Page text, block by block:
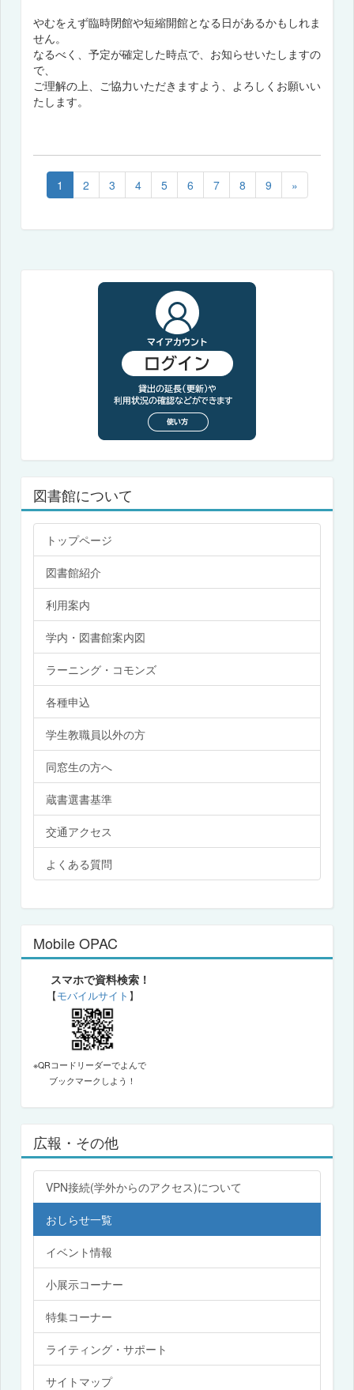
やむをえず臨時閉館や短縮開館となる日があるかもしれま
せん。
なるべく、予定が確定した時点で、お知らせいたしますの
で、
ご理解の上、ご協力いただきますよう、よろしくお願いい
たします。
1 2 3 4 5 6 7 8 9 »
図書館について
トップページ
図書館紹介
利用案内
学内・図書館案内図
ラーニング・コモンズ
各種申込
学生教職員以外の方
同窓生の方へ
蔵書選書基準
交通アクセス
よくある質問
Mobile OPAC
スマホで資料検索！
【モバイルサイト 】
※QRコードリーダーでよんで
ブックマークしよう！
広報・その他
VPN接続(学外からのアクセス)について
おしらせ一覧
イベント情報
小展示コーナー
特集コーナー
ライティング・サポート
サイトマップ